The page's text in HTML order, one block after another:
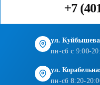
+7
ул.
пн-сб с 9:00-
ул.
пн-сб 8:20-